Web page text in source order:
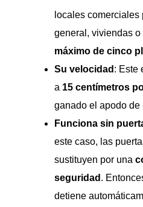
locales comerciales
general, viviendas
máximo de cinco
Su velocidad : Este
a 15 centímetros
ganado el apodo de
Funciona sin
este caso, las
sustituyen por una
seguridad .
detiene